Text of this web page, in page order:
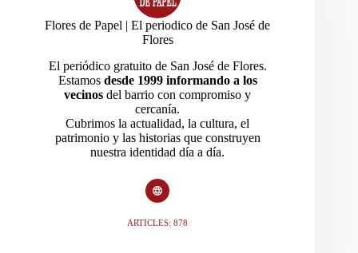
Flores de Papel | El periodico de San José de
Flores
El periódico gratuito de San José de Flores.
Estamos desde 1999 informando a los
vecinos del barrio con compromiso y
cercanía.
Cubrimos la actualidad, la cultura, el
patrimonio y las historias que construyen
nuestra identidad día a día.
ARTICLES: 878